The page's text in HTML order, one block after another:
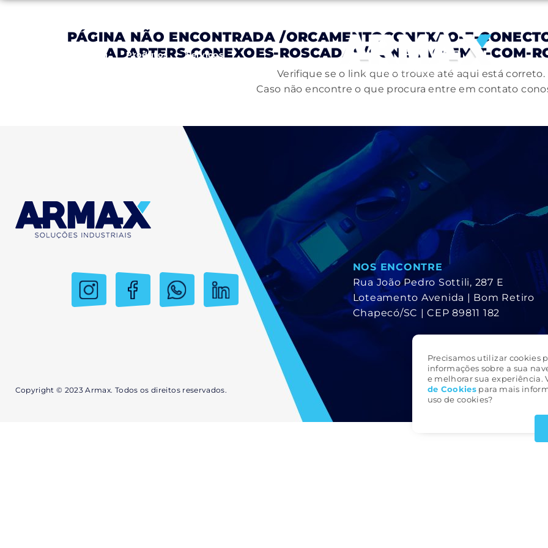
Precisamos utilizar cookies
informações sobre a sua
e melhorar sua experiência.
de Cookies para mais
uso de cookies?
Empresa Produtos Serviços
PÁGINA NÃO ENCONTRADA/ORCAMENTOCONEXAO-E-
ADAPTERS-CONEXOES-ROSCADAS/CONEXAO-EM-T-COM-
Verifique se o link que o trouxe até aqui está correto.
Caso não encontre o que procura entre em contato
NOS ENCONTRE
Rua João Pedro Sottili, 287 E
Loteamento Avenida | Bom Retiro
Chapecó/SC | CEP 89811 182
Copyright © 2023 Armax. Todos os direitos reservados.